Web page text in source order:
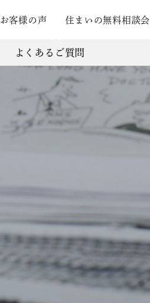
お客様の声 住まいの無料相談会
よくあるご質問